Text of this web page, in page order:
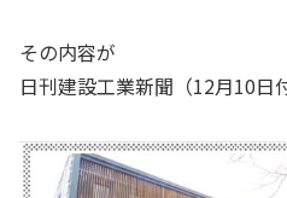
その内容が
日刊建設工業新聞（12月10日